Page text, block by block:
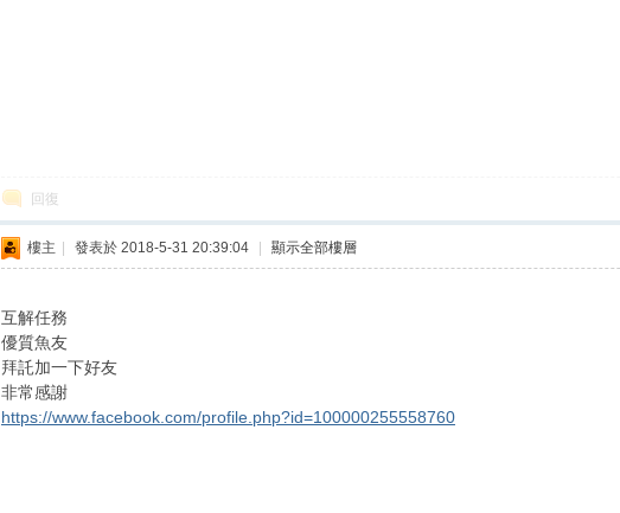
回復
樓主 發表於 2018-5-31 20:39:04 顯示全部樓層
互解任務
優質魚友
拜託加一下好友
非常感謝
https://www.facebook.com/profile.php?id=100000255558760